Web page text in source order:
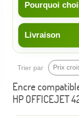
Pourquoi
Livraison
Trier par
Encre
HP OFFICEJET